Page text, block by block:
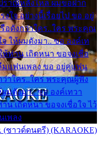
ราณีหลั่งไหล ผมขอฝาก
งใจ อย่างนี้เรื่อยไป ขอ อยู่
อดังกว่าใคร..ใคร พระคุณ
ให้ผมดังมา.. ขอ องค์เท
ท่าน เถิดหนา ขอจงเชื่อ
มแฟนเพลง ขอ อยู่คู่แฟน
ว่าใคร..ใคร พระคุณผู้ฟัง
มดังมา.. ขอ องค์เทวา
เถิดหนา ขอจงเชื่อใจ ไว้
เพลง
(ซาวด์ดนตรี) (KARAOKE)